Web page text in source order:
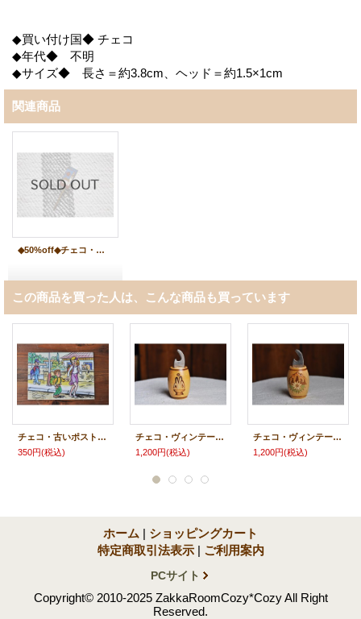
◆買い付け国◆ チェコ
◆年代◆ 不明
◆サイズ◆ 長さ＝約3.8cm、ヘッド＝約1.5×1cm
関連商品
◆50%off◆チェコ・ヴィンテージ ハットピン/Český Krumlov（チェスキークルムロフ）
この商品を買った人は、こんな商品も買っています
チェコ・古いポストカード/ランドセルの兄弟
350円(税込)
チェコ・ヴィンテージ 樽型栓抜き/Trenc Teplice
1,200円(税込)
チェコ・ヴィンテージ 樽型栓抜き/VYS.TATRY
1,200円(税込)
ホーム | ショッピングカート
特定商取引法表示 | ご利用案内
PCサイト
Copyright© 2010-2025 ZakkaRoomCozy*Cozy All Right
Reserved.